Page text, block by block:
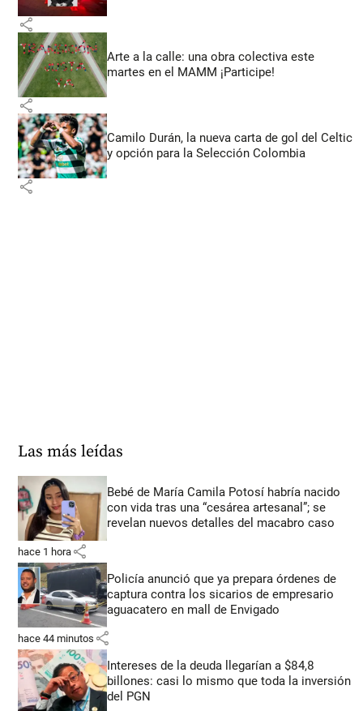
share
Arte a la calle: una obra colectiva este
martes en el MAMM ¡Participe!
share
Camilo Durán, la nueva carta de gol del Celtic
y opción para la Selección Colombia
share
Las más leídas
Bebé de María Camila Potosí habría nacido
con vida tras una “cesárea artesanal”; se
revelan nuevos detalles del macabro caso
hace 1 hora share
Policía anunció que ya prepara órdenes de
captura contra los sicarios de empresario
aguacatero en mall de Envigado
hace 44 minutos share
Intereses de la deuda llegarían a $84,8
billones: casi lo mismo que toda la inversión
del PGN